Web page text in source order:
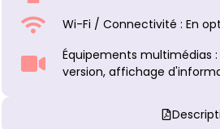
Wi-Fi / Connectivité : En
Équipements multimédias
version, affichage